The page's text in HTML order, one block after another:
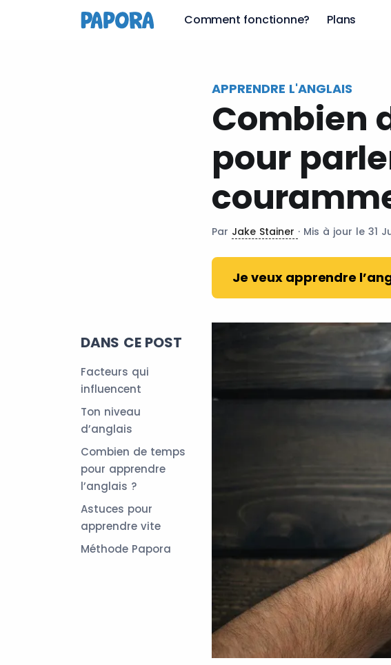
Comment fonctionne? Plans
APPRENDRE L'ANGLAIS
Combien
pour
Par Jake Stainer · Mis à jour le 31
Je veux apprendre
DANS CE POST
Facteurs qui
influencent
Ton niveau
d’anglais
Combien de temps
pour apprendre
l’anglais ?
Astuces pour
apprendre vite
Méthode Papora